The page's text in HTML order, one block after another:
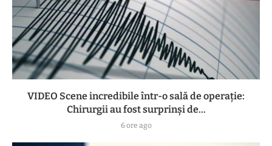
VIDEO Scene incredibile într-o sală de operație:
Chirurgii au fost surprinși de...
6 ore ago